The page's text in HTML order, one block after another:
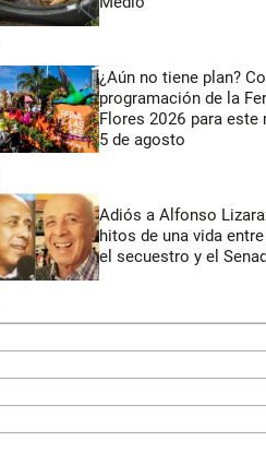
¿Aún no tiene plan?
programación de la
Flores 2026 para este
5 de agosto
Adiós a Alfonso
hitos de una vida
el secuestro y el